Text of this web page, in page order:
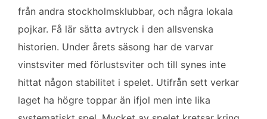
från andra stockholmsklubbar, och några lokala
pojkar. Få lär sätta avtryck i den allsvenska
historien. Under årets säsong har de varvar
vinstsviter med förlustsviter och till synes inte
hittat någon stabilitet i spelet. Utifrån sett verkar
laget ha högre toppar än ifjol men inte lika